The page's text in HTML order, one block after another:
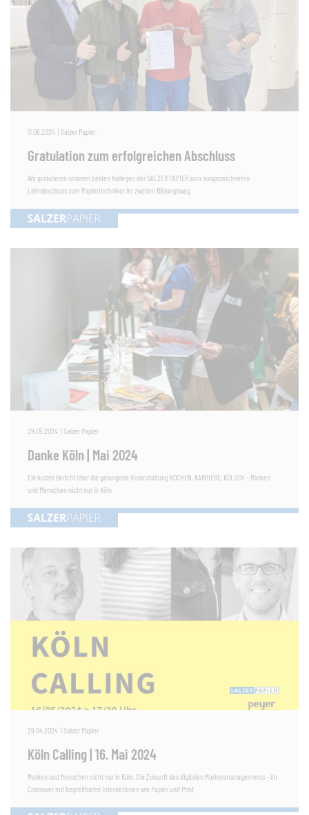
11.06.2024 | Salzer Papier
Gratulation zum erfolgreichen Abschluss
Wir gratulieren unseren beiden Kollegen der SALZER PAPIER zum ausgezeichneten
Lehrabschluss zum Papiertechniker im zweiten Bildungsweg
29.05.2024 | Salzer Papier
Danke Köln | Mai 2024
Ein kurzer Bericht über die gelungene Veranstaltung KOCHEN, KARRIERE, KÖLSCH – Marken
und Menschen nicht nur in Köln
29.04.2024 | Salzer Papier
Köln Calling | 16. Mai 2024
Marken und Menschen nicht nur in Köln. Die Zukunft des digitalen Markenmanagements – im
Crossover mit begreifbaren Interaktionen wie Papier und Print